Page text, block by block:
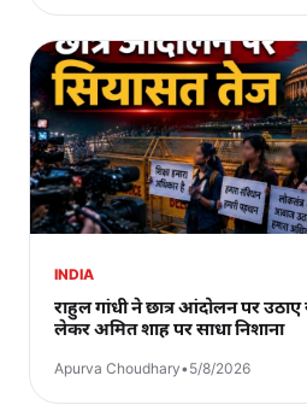
INDIA
राहुल गांधी ने छात्र आंदोलन पर
लेकर अमित शाह पर साधा निशाना
Apurva Choudhary•5/8/2026